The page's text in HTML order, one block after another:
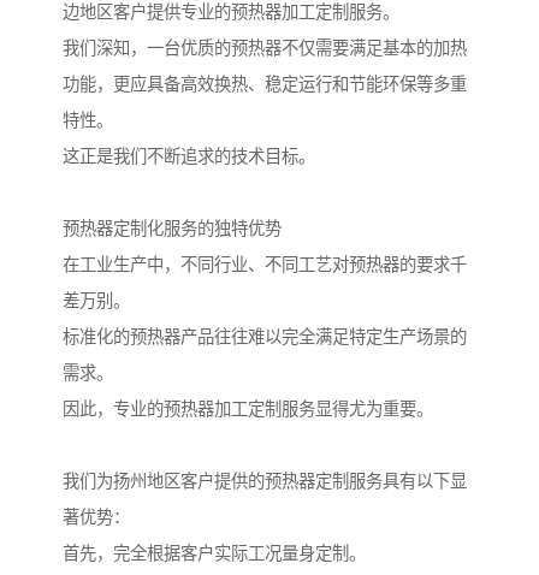
边地区客户提供专业的预热器加工定制服务。
我们深知，一台优质的预热器不仅需要满足基本的加热
功能，更应具备高效换热、稳定运行和节能环保等多重
特性。
这正是我们不断追求的技术目标。
预热器定制化服务的独特优势
在工业生产中，不同行业、不同工艺对预热器的要求千
差万别。
标准化的预热器产品往往难以完全满足特定生产场景的
需求。
因此，专业的预热器加工定制服务显得尤为重要。
我们为扬州地区客户提供的预热器定制服务具有以下显
著优势：
首先，完全根据客户实际工况量身定制。